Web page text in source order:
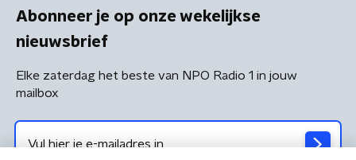
Abonneer je op onze wekelijkse
nieuwsbrief
Elke zaterdag het beste van NPO Radio 1 in jouw
mailbox